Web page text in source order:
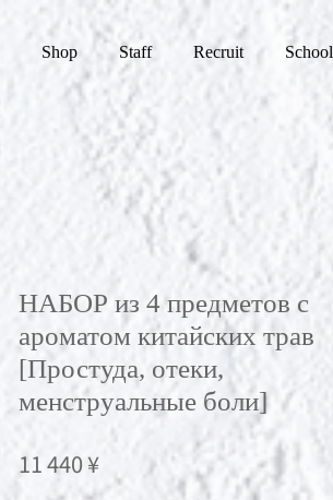
Shop Staff Recruit School
НАБОР из 4 предметов с
ароматом китайских трав
[Простуда, отеки,
менструальные боли]
11 440 ¥Цена